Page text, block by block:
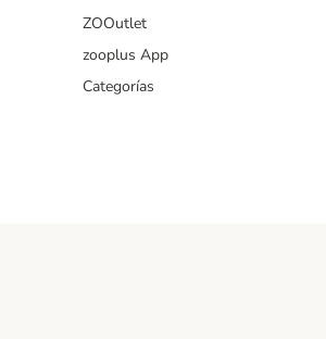
ZOOutlet
zooplus App
Categorías